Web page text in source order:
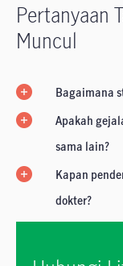
Pertanyaan
Muncul
Bagaimana
Apakah
sama lain?
Kapan
dokter?